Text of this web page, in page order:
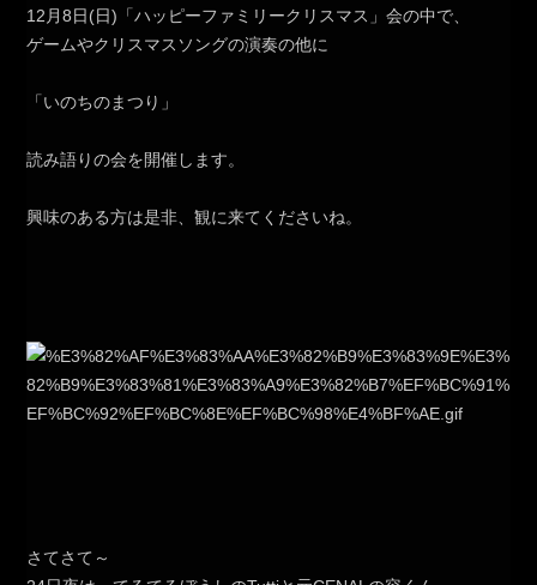
12月8日(日)「ハッピーファミリークリスマス」会の中で、
ゲームやクリスマスソングの演奏の他に
「いのちのまつり」
読み語りの会を開催します。
興味のある方は是非、観に来てくださいね。
さてさて～